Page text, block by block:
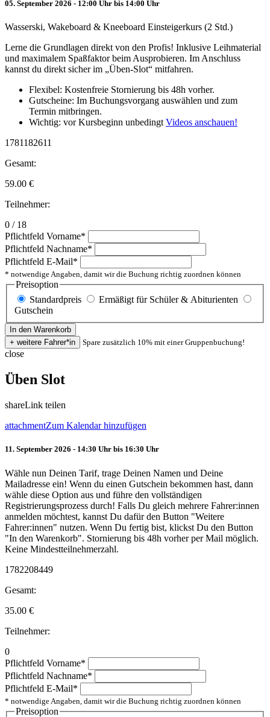
05. September 2026 - 12:00 Uhr bis 14:00 Uhr
Wasserski, Wakeboard & Kneeboard Einsteigerkurs (2 Std.)
Lerne die Grundlagen direkt von den Profis! Inklusive Leihmaterial
und maximalem Spaßfaktor beim Ausprobieren. Im Anschluss
kannst du direkt sicher im „Üben-Slot“ mitfahren.
Flexibel: Kostenfreie Stornierung bis 48h vorher.
Gutscheine: Im Buchungsvorgang auswählen und zum
Termin mitbringen.
Wichtig: vor Kursbeginn unbedingt Videos anschauen!
1781182611
Gesamt:
59.00 €
Teilnehmer:
0 / 18
Pflichtfeld Vorname*
Pflichtfeld Nachname*
Pflichtfeld E-Mail*
* notwendige Angaben, damit wir die Buchung richtig zuordnen können
Preisoption
Standardpreis
Ermäßigt für Schüler & Abiturienten
Gutschein
Spare zusätzlich 10% mit einer Gruppenbuchung!
close
Üben Slot
shareLink teilen
attachmentZum Kalendar hinzufügen
11. September 2026 - 14:30 Uhr bis 16:30 Uhr
Wähle nun Deinen Tarif, trage Deinen Namen und Deine
Mailadresse ein! Wenn du einen Gutschein bekommen hast, dann
wähle diese Option aus und führe den vollständigen
Registrierungsprozess durch! Falls Du gleich mehrere Fahrer:innen
anmelden möchtest, kannst Du dafür den Button "Weitere
Fahrer:innen" nutzen. Wenn Du fertig bist, klickst Du den Button
"In den Warenkorb". Stornierung bis 48h vorher per Mail möglich.
Keine Mindestteilnehmerzahl.
1782208449
Gesamt:
35.00 €
Teilnehmer:
0
Pflichtfeld Vorname*
Pflichtfeld Nachname*
Pflichtfeld E-Mail*
* notwendige Angaben, damit wir die Buchung richtig zuordnen können
Preisoption